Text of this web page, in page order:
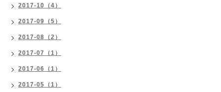
2017-10（4）
2017-09（5）
2017-08（2）
2017-07（1）
2017-06（1）
2017-05（1）